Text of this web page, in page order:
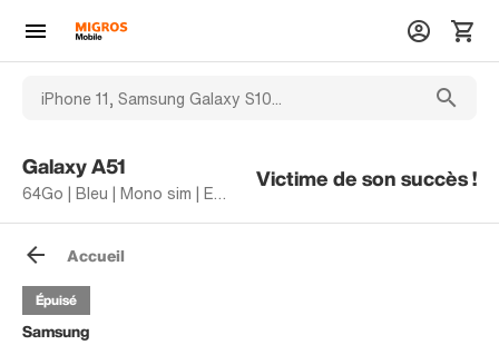
Galaxy A51
64Go | Bleu | Mono sim | Etat correct
Victime de son succès !
Accueil
Samsung
Épuisé